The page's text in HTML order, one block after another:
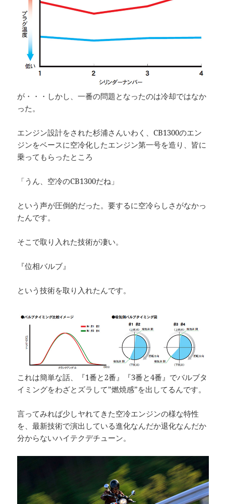
が・・・しかし、一番の問題となったのは冷却ではなか
った。
エンジン設計をされた杉浦さんいわく、CB1300のエン
ジンをベースに空冷化したエンジン第一号を造り、皆に
乗ってもらったところ
「うん、空冷のCB1300だね」
という声が圧倒的だった。要するに空冷らしさがなかっ
たんです。
そこで取り入れた技術が凄い。
『位相バルブ』
という技術を取り入れたんです。
これは簡単な話、『1番と2番』『3番と4番』でバルブタ
イミングをわざとズラして”燃焼感”を出してるんです。
言ってみれば少しヤれてきた空冷エンジンの様な特性
を、最新技術で演出している進化なんだか退化なんだか
分からないハイテクデチューン。